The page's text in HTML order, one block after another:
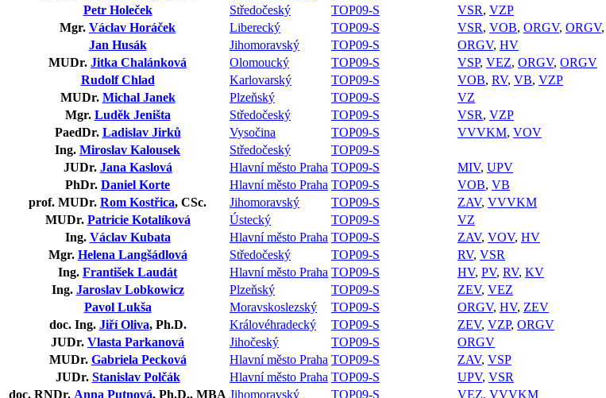
Petr Holeček
Středočeský TOP09-S VSR, VZP
Mgr. Václav Horáček Liberecký TOP09-S VSR, VOB, ORGV, ORGV,
Jan Husák
Jihomoravský TOP09-S ORGV, HV
MUDr. Jitka Chalánková Olomoucký TOP09-S VSP, VEZ, ORGV, ORGV
Rudolf Chlad
Karlovarský TOP09-S VOB, RV, VB, VZP
MUDr. Michal Janek Plzeňský TOP09-S VZ
Mgr. Luděk Jeništa Středočeský TOP09-S VSR, VZP
PaedDr. Ladislav Jirků Vysočina TOP09-S VVVKM, VOV
Ing. Miroslav Kalousek Středočeský
TOP09-S
JUDr. Jana Kaslová Hlavní město Praha TOP09-S MIV, UPV
PhDr. Daniel Korte Hlavní město Praha TOP09-S VOB, VB
prof. MUDr. Rom Kostřica, CSc. Jihomoravský TOP09-S ZAV, VVVKM
MUDr. Patricie Kotalíková Ústecký TOP09-S
VZ
Ing. Václav Kubata Hlavní město Praha TOP09-S ZAV, VOV, HV
Mgr. Helena Langšádlová Středočeský TOP09-S RV, VSR
Ing. František Laudát Hlavní město Praha TOP09-S HV, PV, RV, KV
Ing. Jaroslav Lobkowicz Plzeňský TOP09-S ZEV, VEZ
Pavol Lukša
Moravskoslezský TOP09-S ORGV, HV, ZEV
doc. Ing. Jiří Oliva, Ph.D. Královéhradecký TOP09-S ZEV, VZP, ORGV
JUDr. Vlasta Parkanová Jihočeský TOP09-S ORGV
MUDr. Gabriela Pecková Hlavní město Praha TOP09-S ZAV, VSP
JUDr. Stanislav Polčák Hlavní město Praha TOP09-S UPV, VSR
doc. RNDr. Anna Putnová, Ph.D., MBA Jihomoravský TOP09-S VEZ, VVVKM